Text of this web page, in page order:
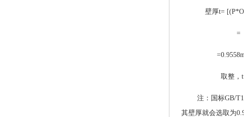
壁厚t=
=
取整，
注：国标GB/
其壁厚就会选取为